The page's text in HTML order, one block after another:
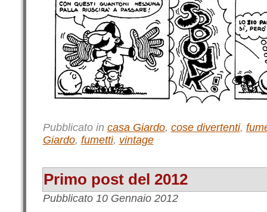
Pubblicato in casa Giardo, cose divertenti,
Giardo, fumetti, vintage
Primo post del 2012
Pubblicato 10 Gennaio 2012